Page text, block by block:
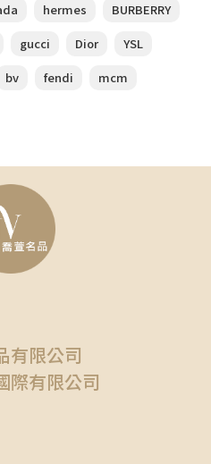
hermes
BURBERRY
gucci Dior
YSL
bv fendi mcm
有限公司
際有限公司